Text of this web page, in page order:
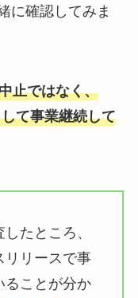
に確認してみま
止ではなく、
て事業継続して
たところ、
リリースで事
ることが分か